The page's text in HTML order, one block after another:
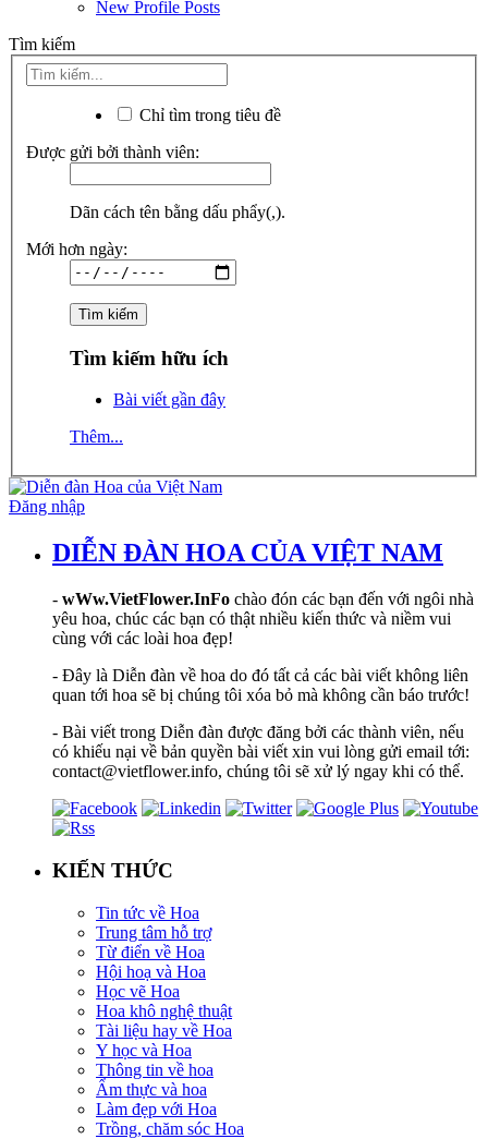
New Profile Posts
Tìm kiếm
Chỉ tìm trong tiêu đề
Được gửi bởi thành viên:
Dãn cách tên bằng dấu phẩy(,).
Mới hơn ngày:
Tìm kiếm hữu ích
Bài viết gần đây
Thêm...
Đăng nhập
DIỄN ĐÀN HOA CỦA VIỆT NAM
- wWw.VietFlower.InFo chào đón các bạn đến với ngôi nhà
yêu hoa, chúc các bạn có thật nhiều kiến thức và niềm vui
cùng với các loài hoa đẹp!
- Đây là Diễn đàn về hoa do đó tất cả các bài viết không liên
quan tới hoa sẽ bị chúng tôi xóa bỏ mà không cần báo trước!
- Bài viết trong Diễn đàn được đăng bởi các thành viên, nếu
có khiếu nại về bản quyền bài viết xin vui lòng gửi email tới:
contact@vietflower.info, chúng tôi sẽ xử lý ngay khi có thể.
KIẾN THỨC
Tin tức về Hoa
Trung tâm hỗ trợ
Từ điển về Hoa
Hội hoạ và Hoa
Học vẽ Hoa
Hoa khô nghệ thuật
Tài liệu hay về Hoa
Y học và Hoa
Thông tin về hoa
Ẩm thực và hoa
Làm đẹp với Hoa
Trồng, chăm sóc Hoa